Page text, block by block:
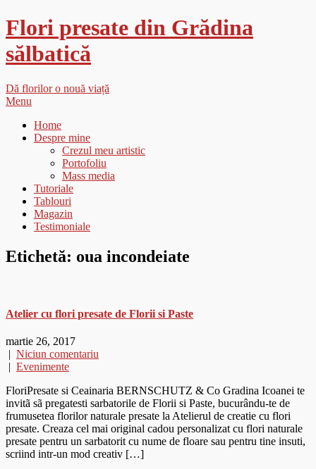
Flori presate din Grădina
sălbatică
Dă florilor o nouă viață
Menu
Home
Despre mine
Crezul meu artistic
Portofoliu
Mass media
Tutoriale
Tablouri
Magazin
Testimoniale
Etichetă: oua incondeiate
Atelier cu flori presate de Florii si Paste
martie 26, 2017
| Niciun comentariu
| Evenimente
FloriPresate si Ceainaria BERNSCHUTZ & Co Gradina Icoanei te
invitã sã pregatesti sarbatorile de Florii si Paste, bucurându-te de
frumusetea florilor naturale presate la Atelierul de creatie cu flori
presate. Creaza cel mai original cadou personalizat cu flori naturale
presate pentru un sarbatorit cu nume de floare sau pentru tine insuti,
scriind intr-un mod creativ […]